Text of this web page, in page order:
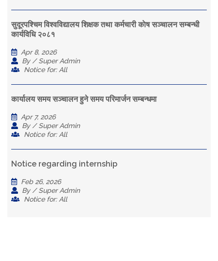
सुदूरपश्चिम विश्वविद्यालय शिक्षक तथा कर्मचारी काेष सञ्चालन सम्बन्धी
कार्यविधि २०८१
Apr 8, 2026
By / Super Admin
Notice for: All
कार्यालय समय सञ्चालन हुने समय परिमार्जन सम्बन्धमा
Apr 7, 2026
By / Super Admin
Notice for: All
Notice regarding internship
Feb 26, 2026
By / Super Admin
Notice for: All